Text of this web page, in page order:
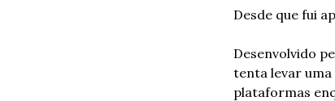
Desde que fui
Desenvolvido
tenta levar
plataformas